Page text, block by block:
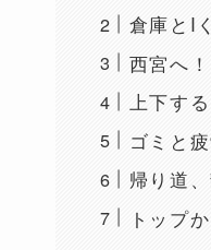
倉庫とI
西宮へ！
上下す
ゴミと
帰り道
トップ